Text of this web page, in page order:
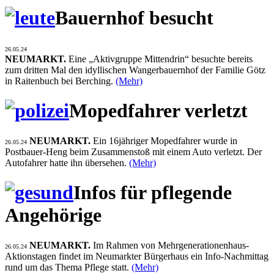
Bauernhof besucht
26.05.24
NEUMARKT. Eine „Aktivgruppe Mittendrin“ besuchte bereits
zum dritten Mal den idyllischen Wangerbauernhof der Familie Götz
in Raitenbuch bei Berching. (Mehr)
Mopedfahrer verletzt
26.05.24 NEUMARKT. Ein 16jähriger Mopedfahrer wurde in
Postbauer-Heng beim Zusammenstoß mit einem Auto verletzt. Der
Autofahrer hatte ihn übersehen. (Mehr)
Infos für pflegende
Angehörige
26.05.24 NEUMARKT. Im Rahmen von Mehrgenerationenhaus-
Aktionstagen findet im Neumarkter Bürgerhaus ein Info-Nachmittag
rund um das Thema Pflege statt. (Mehr)